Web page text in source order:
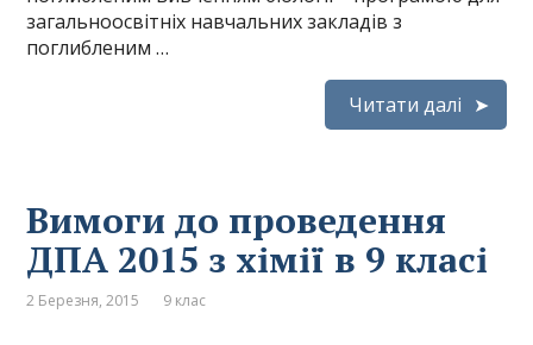
загальноосвітніх навчальних закладів з
поглибленим …
Читати далі
Вимоги до проведення
ДПА 2015 з хімії в 9 класі
2 Березня, 2015 9 клас